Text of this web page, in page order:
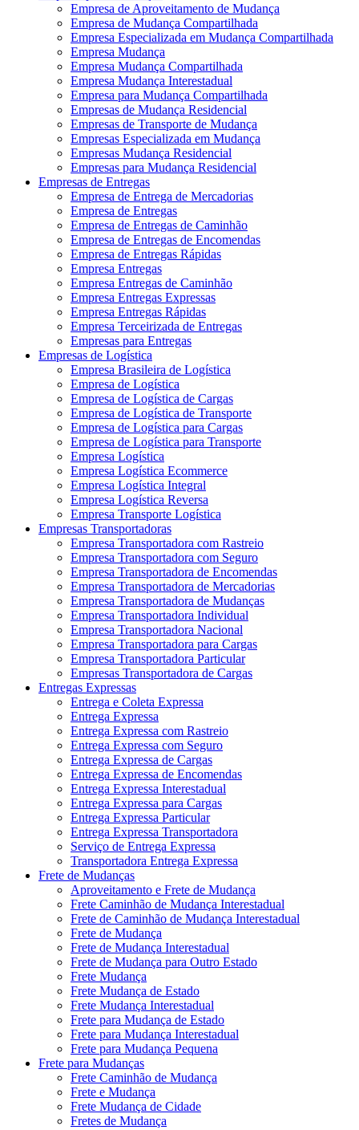
Empresa de Aproveitamento de Mudança
Empresa de Mudança Compartilhada
Empresa Especializada em Mudança Compartilhada
Empresa Mudança
Empresa Mudança Compartilhada
Empresa Mudança Interestadual
Empresa para Mudança Compartilhada
Empresas de Mudança Residencial
Empresas de Transporte de Mudança
Empresas Especializada em Mudança
Empresas Mudança Residencial
Empresas para Mudança Residencial
Empresas de Entregas
Empresa de Entrega de Mercadorias
Empresa de Entregas
Empresa de Entregas de Caminhão
Empresa de Entregas de Encomendas
Empresa de Entregas Rápidas
Empresa Entregas
Empresa Entregas de Caminhão
Empresa Entregas Expressas
Empresa Entregas Rápidas
Empresa Terceirizada de Entregas
Empresas para Entregas
Empresas de Logística
Empresa Brasileira de Logística
Empresa de Logística
Empresa de Logística de Cargas
Empresa de Logística de Transporte
Empresa de Logística para Cargas
Empresa de Logística para Transporte
Empresa Logística
Empresa Logística Ecommerce
Empresa Logística Integral
Empresa Logística Reversa
Empresa Transporte Logística
Empresas Transportadoras
Empresa Transportadora com Rastreio
Empresa Transportadora com Seguro
Empresa Transportadora de Encomendas
Empresa Transportadora de Mercadorias
Empresa Transportadora de Mudanças
Empresa Transportadora Individual
Empresa Transportadora Nacional
Empresa Transportadora para Cargas
Empresa Transportadora Particular
Empresas Transportadora de Cargas
Entregas Expressas
Entrega e Coleta Expressa
Entrega Expressa
Entrega Expressa com Rastreio
Entrega Expressa com Seguro
Entrega Expressa de Cargas
Entrega Expressa de Encomendas
Entrega Expressa Interestadual
Entrega Expressa para Cargas
Entrega Expressa Particular
Entrega Expressa Transportadora
Serviço de Entrega Expressa
Transportadora Entrega Expressa
Frete de Mudanças
Aproveitamento e Frete de Mudança
Frete Caminhão de Mudança Interestadual
Frete de Caminhão de Mudança Interestadual
Frete de Mudança
Frete de Mudança Interestadual
Frete de Mudança para Outro Estado
Frete Mudança
Frete Mudança de Estado
Frete Mudança Interestadual
Frete para Mudança de Estado
Frete para Mudança Interestadual
Frete para Mudança Pequena
Frete para Mudanças
Frete Caminhão de Mudança
Frete e Mudança
Frete Mudança de Cidade
Fretes de Mudança